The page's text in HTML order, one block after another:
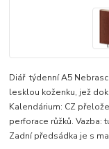
Diář týdenní A5
lesklou koženku, jež
Kalendárium: CZ
perforace růžků. Vazba:
Zadní předsádka je s